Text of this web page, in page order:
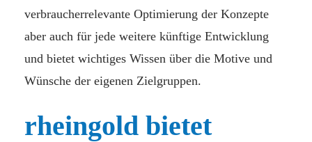
verbraucherrelevante Optimierung der Konzepte
aber auch für jede weitere künftige Entwicklung
und bietet wichtiges Wissen über die Motive und
Wünsche der eigenen Zielgruppen.
rheingold bietet